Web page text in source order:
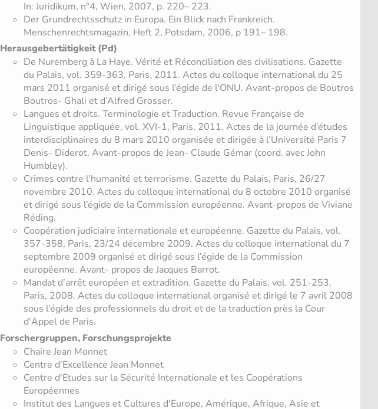
In: Juridikum, n°4, Wien, 2007, p. 220– 223.
Der Grundrechtsschutz in Europa. Ein Blick nach Frankreich.
Menschenrechtsmagazin, Heft 2, Potsdam, 2006, p 191– 198.
Herausgebertätigkeit (Pd)
De Nuremberg à La Haye. Vérité et Réconciliation des civilisations. Gazette
du Palais, vol. 359-363, Paris, 2011. Actes du colloque international du 25
mars 2011 organisé et dirigé sous l’égide de l'ONU. Avant-propos de Boutros
Boutros- Ghali et d’Alfred Grosser.
Langues et droits. Terminologie et Traduction. Revue Française de
Linguistique appliquée, vol. XVI-1, Paris, 2011. Actes de la journée d’études
interdisciplinaires du 8 mars 2010 organisée et dirigée à l’Université Paris 7
Denis- Diderot. Avant-propos de Jean- Claude Gémar (coord. avec John
Humbley).
Crimes contre l’humanité et terrorisme. Gazette du Palais, Paris, 26/27
novembre 2010. Actes du colloque international du 8 octobre 2010 organisé
et dirigé sous l’égide de la Commission européenne. Avant-propos de Viviane
Réding.
Coopération judiciaire internationale et européenne. Gazette du Palais, vol.
357-358, Paris, 23/24 décembre 2009. Actes du colloque international du 7
septembre 2009 organisé et dirigé sous l’égide de la Commission
européenne. Avant- propos de Jacques Barrot.
Mandat d’arrêt européen et extradition. Gazette du Palais, vol. 251-253,
Paris, 2008. Actes du colloque international organisé et dirigé le 7 avril 2008
sous l’égide des professionnels du droit et de la traduction près la Cour
d'Appel de Paris.
Forschergruppen, Forschungsprojekte
Chaire Jean Monnet
Centre d'Excellence Jean Monnet
Centre d'Etudes sur la Sécurité Internationale et les Coopérations
Européennes
Institut des Langues et Cultures d'Europe, Amérique, Afrique, Asie et